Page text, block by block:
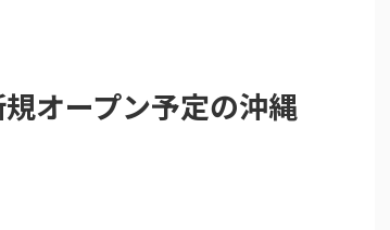
オープン予定の沖縄